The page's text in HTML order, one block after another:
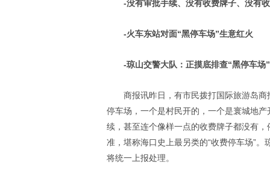
-没有审批手续、没有收费牌子、没有
-火车东站对面“黑停车场”生意红火
-琼山交警大队：正摸底排查“黑停车场
商报讯昨日，有市民拨打国际旅游岛
停车场，一个是村民开的，一个是寰城地产
续，甚至连个像样一点的收费牌子都没有
准，堪称海口史上最另类的“收费停车场”
将统一上报处理。